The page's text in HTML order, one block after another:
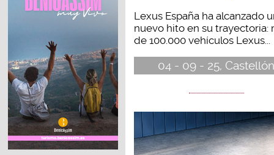
Lexus España ha alcanzado
nuevo hito en su trayectoria:
de 100.000 vehículos Lexus...
04 - 09 - 25,